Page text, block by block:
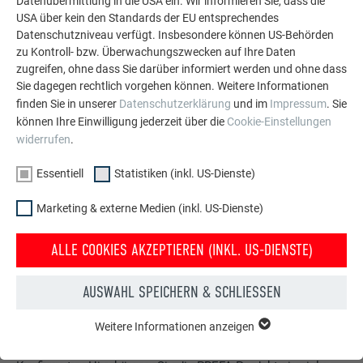
MEHR REFERENZEN ANSEHEN
Konfigurator für Dach & Fassade
USA über kein den Standards der EU entsprechendes
Datenschutzniveau verfügt. Insbesondere können US-Behörden
zu Kontroll- bzw. Überwachungszwecken auf Ihre Daten
zugreifen, ohne dass Sie darüber informiert werden und ohne dass
Sie dagegen rechtlich vorgehen können. Weitere Informationen
finden Sie in unserer Datenschutzerklärung und im Impressum. Sie
können Ihre Einwilligung jederzeit über die Cookie-Einstellungen
widerrufen.
Essentiell Statistiken (inkl. US-Dienste)
Marketing & externe Medien (inkl. US-Dienste)
ALLE COOKIES AKZEPTIEREN (INKL. US-DIENSTE)
AUSWAHL SPEICHERN & SCHLIESSEN
Weitere Informationen anzeigen